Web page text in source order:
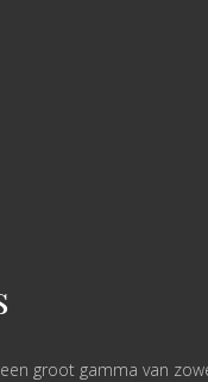
groot gamma van